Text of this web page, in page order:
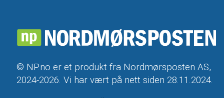
© NP.no er et produkt fra Nordmørsposten AS,
2024-2026. Vi har vært på nett siden 28.11.2024.